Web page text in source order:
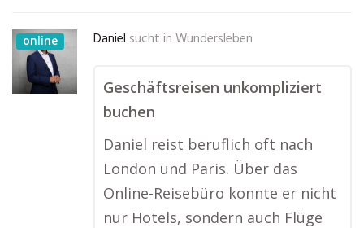
online Daniel sucht in Wundersleben
Geschäftsreisen unkompliziert
buchen
Daniel reist beruflich oft nach
London und Paris. Über das
Online-Reisebüro konnte er nicht
nur Hotels, sondern auch Flüge